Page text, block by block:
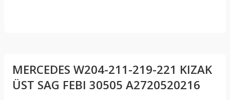
MERCEDES W204-211-219-221 KIZAK
ÜST SAG FEBI 30505 A2720520216